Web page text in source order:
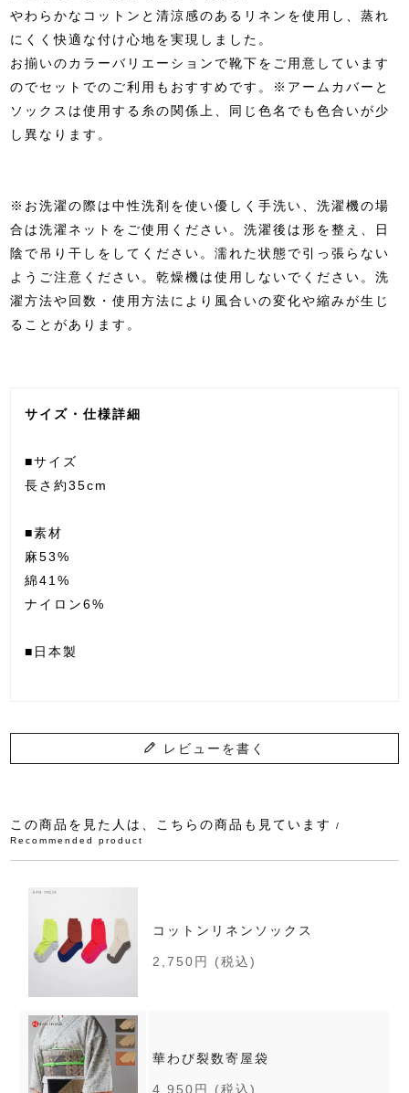
やわらかなコットンと清涼感のあるリネンを使用し、蒸れ
にくく快適な付け心地を実現しました。
お揃いのカラーバリエーションで靴下をご用意しています
のでセットでのご利用もおすすめです。※アームカバーと
ソックスは使用する糸の関係上、同じ色名でも色合いが少
し異なります。
※お洗濯の際は中性洗剤を使い優しく手洗い、洗濯機の場
合は洗濯ネットをご使用ください。洗濯後は形を整え、日
陰で吊り干しをしてください。濡れた状態で引っ張らない
ようご注意ください。乾燥機は使用しないでください。洗
濯方法や回数・使用方法により風合いの変化や縮みが生じ
ることがあります。
サイズ・仕様詳細
■サイズ
長さ約35cm
■素材
麻53%
綿41%
ナイロン6%
■日本製
レビューを書く
この商品を見た人は、こちらの商品も見ています
/
Recommended product
コットンリネンソックス
2,750円 (税込)
華わび裂数寄屋袋
4,950円 (税込)